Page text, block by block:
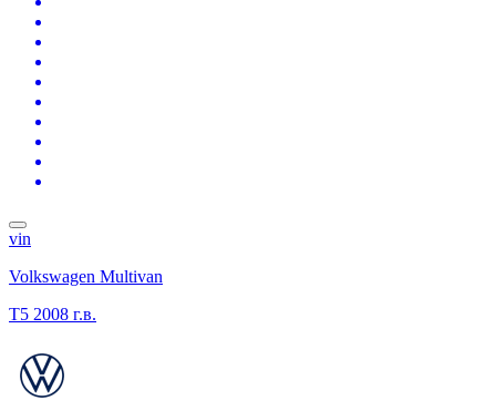
vin
Volkswagen Multivan
T5 2008 г.в.